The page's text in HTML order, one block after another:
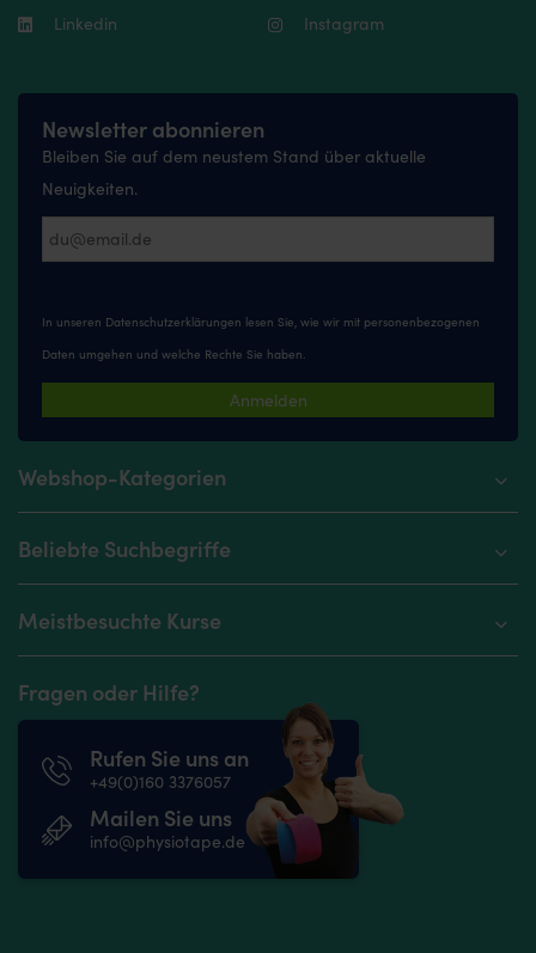
Linkedin Instagram
Newsletter abonnieren
Bleiben Sie auf dem neustem Stand über aktuelle
Neuigkeiten.
In unseren Datenschutzerklärungen lesen Sie, wie wir mit personenbezogenen
Daten umgehen und welche Rechte Sie haben.
Anmelden
Webshop-Kategorien
Beliebte Suchbegriffe
Meistbesuchte Kurse
Fragen oder Hilfe?
Rufen Sie uns an
+49(0)160 3376057
Mailen Sie uns
info@physiotape.de